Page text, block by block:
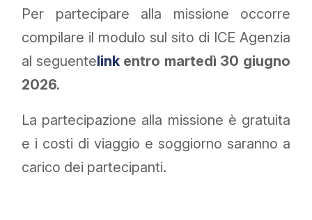
Per partecipare alla missione occorre
compilare il modulo sul sito di ICE Agenzia
al seguentelinkentro martedì 30 giugno
2026.
La partecipazione alla missione è gratuita
e i costi di viaggio e soggiorno saranno a
carico dei partecipanti.